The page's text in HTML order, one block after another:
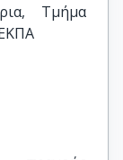
Τμήμα